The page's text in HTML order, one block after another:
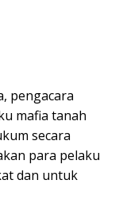
pengacara
mafia tanah
secara
para pelaku
dan untuk